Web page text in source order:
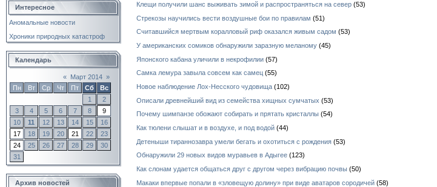
Интересное
Аномальные новости
Хроники природных катастроф
Календарь
« Март 2014 »
Пн
Вт Ср Чт Пт Сб
Вс
1
2
3
4 5 6 7 8
9
10
11 12 13 14 15
16
17
18 19 20 21 22
23
24
25 26 27 28 29
30
31
Архив новостей
Клещи получили шанс выживать зимой и распространяться на север (53)
Стрекозы научились вести воздушные бои по правилам (51)
Считавшийся мертвым коралловый риф оказался живым садом (53)
У американских сомиков обнаружили заразную меланому (45)
Японского кабана уличили в некрофилии (57)
Самка лемура завыла совсем как самец (55)
Новое наблюдение Лох-Несского чудовища (102)
Описали древнейший вид из семейства хищных сумчатых (53)
Почему шимпанзе обожают собирать и прятать кристаллы (54)
Как тюлени слышат и в воздухе, и под водой (44)
Детеныши тираннозавра умели бегать и охотиться с рождения (53)
Обнаружили 29 новых видов муравьев в Адыгее (123)
Как слонам удается общаться друг с другом через вибрацию почвы (50)
Макаки впервые попали в «зловещую долину» при виде аватаров сородичей (58)